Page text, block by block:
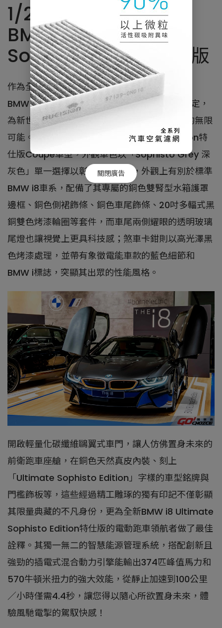
1/200珍稀席次 全新
BMW i8 Ultimate
Sophisto Edition特仕版
作為全球銷售最佳的插電式油電混合動力跑車，
BMW i8車系以極具未來感的前衛設計和車格設定，
為新世代跑車勾勒出嶄新樣貌，提前實現未來的無限
可能。全新BMW i8 Ultimate Sophisto Edition特
仕版Coupé車型，外觀車色以「Sophisto Grey 深
灰色」單一選擇以彰顯其獨特性，外觀上有別於標準
BMW i8車系，配備了其專屬的銅色雙腎型水箱護罩
邊框、銅色側裙飾條、銅色車尾飾條、20吋多輻式黑
銅雙色烤漆輪圈等套件，而車尾兩側耀眼的透明玻璃
尾燈也讓視覺上更具科技感；煞車卡鉗則以高光澤黑
色烤漆處理，並帶有象徵電能車款的藍色細節和
BMW i標誌，突顯其出眾的性能風格。
開啟輕量化碳纖維鷗翼式車門，讓人仿佛置身未來的
前衛跑車座艙，在銅色天然真皮內裝、刻上
「Ultimate Sophisto Edition」字樣的車型銘牌與
門檻飾板等，這些經過精工雕琢的獨有印記不僅彰顯
其限量典藏的不凡身份，更為全新BMW i8 Ultimate
Sophisto Edition特仕版的電動跑車領航者做了最佳
詮釋。其獨一無二的智慧能源管理系統，搭配創新且
強勁的插電式混合動力引擎能輸出374匹峰值馬力和
570牛頓米扭力的強大效能，從靜止加速到100公里
／小時僅需4.4秒，讓您得以隨心所欲置身未來，體
驗風馳電掣的駕馭快感！
關閉廣告